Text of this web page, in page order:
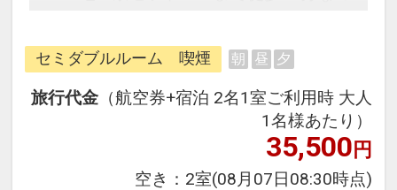
に乗る事なくホテルへお帰りいただ
けます。ライブハウスのなんばハッ
チ(湊町リバープレイス）も徒歩15
分！甲子園や奈良、神戸などの観光
地も電車１本なのでアクセス抜群！
嬉しい男女入替え制の大浴場を完
セミダブルルーム 喫煙 朝 昼 夕
旅行代金 （航空券+宿泊 2名1室ご利用時 大人
1名様あたり）
35,500円
空き： 2室(08月07日08:30時点)